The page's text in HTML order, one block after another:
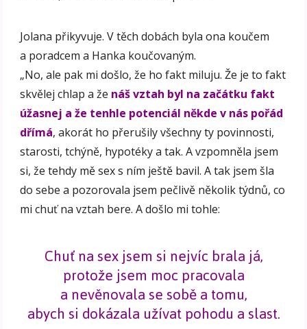
Jolana přikyvuje. V těch dobách byla ona koučem
a poradcem a Hanka koučovaným.
„No, ale pak mi došlo, že ho fakt miluju. Že je to fakt
skvělej chlap a že náš vztah byl na začátku fakt
úžasnej a že tenhle potenciál někde v nás pořád
dřímá, akorát ho přerušily všechny ty povinnosti,
starosti, tchýně, hypotéky a tak. A vzpomněla jsem
si, že tehdy mě sex s ním ještě bavil. A tak jsem šla
do sebe a pozorovala jsem pečlivě několik týdnů, co
mi chuť na vztah bere. A došlo mi tohle:
Chuť na sex jsem si nejvíc brala já,
protože jsem moc pracovala
a nevěnovala se sobě a tomu,
abych si dokázala užívat pohodu a slast.